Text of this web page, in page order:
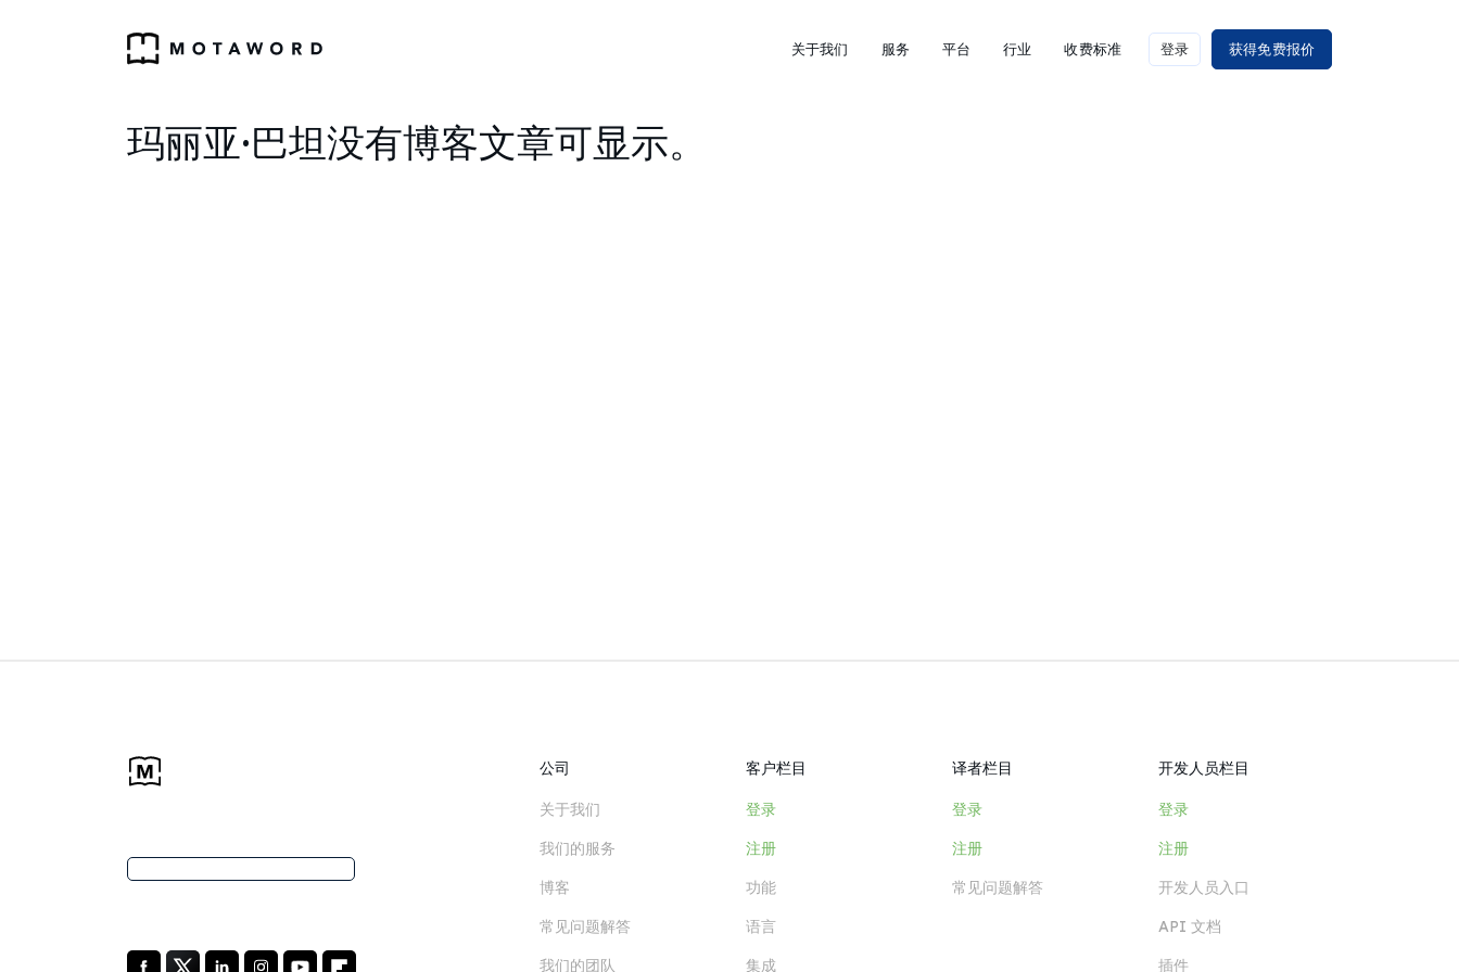
关于我们 服务 平台 行业 收费标准 登录 获得免费报价
玛丽亚·巴坦没有博客文章可显示。
公司
关于我们
我们的服务
博客
常见问题解答
我们的团队
客户栏目
登录
注册
功能
语言
集成
译者栏目
登录
注册
常见问题解答
开发人员栏目
登录
注册
开发人员入口
API 文档
插件